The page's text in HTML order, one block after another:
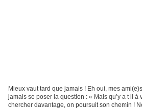
Mieux vaut tard que jamais ! Eh oui, mes
jamais se poser la question : « Mais qu’y a t il
chercher davantage, on poursuit son chemin !